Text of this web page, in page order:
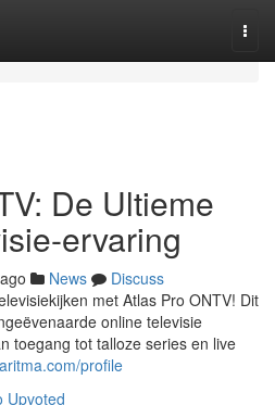
De Ultieme
ervaring
News
Discuss
met Atlas Pro ONTV! Dit
online televisie
toegang tot talloze series en live
profile
Upvoted